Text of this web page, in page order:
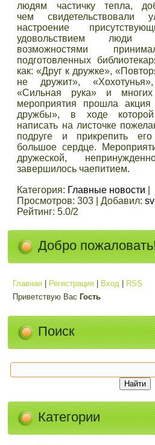
людям частичку тепла,
чем
настроение
удовольствием люди
возможностями
подготовленных
как: «Друг к дружке»,
не дружит»,
«Сильная рука» и
мероприятия прошла
дружбы», в ходе
написать на листочке
подруге и прикрепить
большое сердце.
дружеской,
завершилось чаепитием.
Категория: Главные новости
Просмотров: 303 |Добавил:
Рейтинг: 5.0/2
Добро
Главная Регистрация Вход
RSS
Приветствую Вас Гость
Поиск
Категории